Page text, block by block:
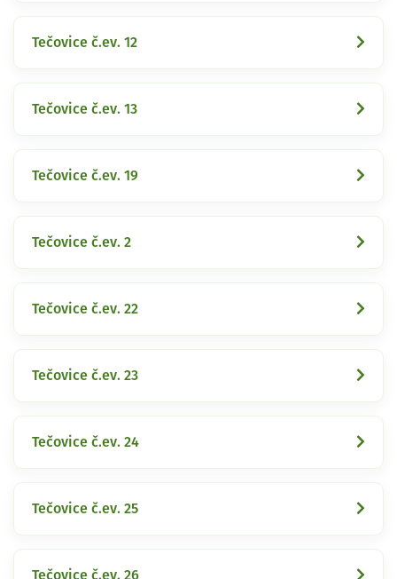
Tečovice č.ev. 12
Tečovice č.ev. 13
Tečovice č.ev. 19
Tečovice č.ev. 2
Tečovice č.ev. 22
Tečovice č.ev. 23
Tečovice č.ev. 24
Tečovice č.ev. 25
Tečovice č.ev. 26